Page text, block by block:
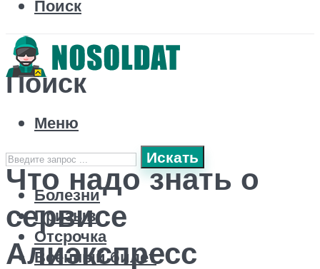
Поиск
Поиск
Искать
Болезни
Призыв
Отсрочка
Военный билет
Меню
Что надо знать о
сервисе
Алиэкспресс